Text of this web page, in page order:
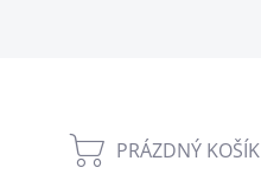
NÁKUPNÍ
PRÁZDNÝ KOŠÍK